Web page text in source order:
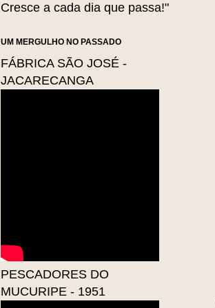
Cresce a cada dia que passa!"
UM MERGULHO NO PASSADO
FÁBRICA SÃO JOSÉ -
JACARECANGA
PESCADORES DO
MUCURIPE - 1951